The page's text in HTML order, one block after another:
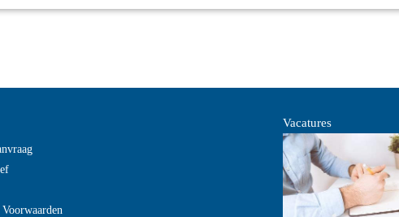
Vacatures